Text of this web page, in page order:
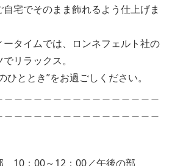
宅でそのまま飾れるよう仕上げま
タイムでは、ロンネフェルト社の
リラックス。
ひととき”をお過ごしください。
10：00～12：00／午後の部